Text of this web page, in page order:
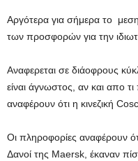
Αργότερα για σήμερα το
των προσφορών για την
Αναφερεται σε διάοφρους
είναι άγνωστος, αν και απο
αναφέρουν ότι η κινεζική
Οι πληροφορίες αναφέρουν ότι
Δανοί της Maersk, έκαναν